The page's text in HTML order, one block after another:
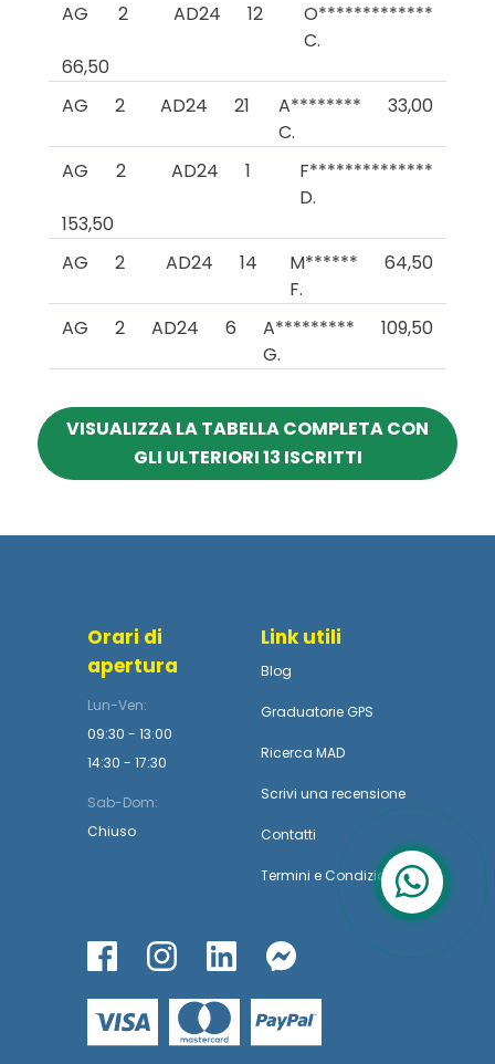
AG 2 AD24 12
O*************
C.
66,50
AG
2 AD24 21
A********
C.
33,00
AG 2 AD24 1
F**************
D.
153,50
AG
2 AD24 14
M******
F.
64,50
AG 2 AD24 6
A*********
G.
109,50
VISUALIZZA LA TABELLA COMPLETA CON
GLI ULTERIORI 13 ISCRITTI
Orari di
apertura
Lun-Ven:
09:30 - 13:00
14:30 - 17:30
Sab-Dom:
Chiuso
Link utili
Blog
Graduatorie GPS
Ricerca MAD
Scrivi una recensione
Contatti
Termini e Condizioni